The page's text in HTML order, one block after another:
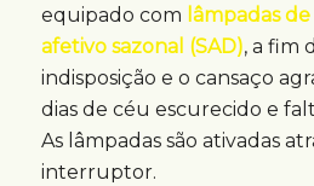
equipado com lâmpadas
afetivo sazonal (SAD), a fim
indisposição e o cansaço
dias de céu escurecido e
As lâmpadas são ativadas
interruptor.